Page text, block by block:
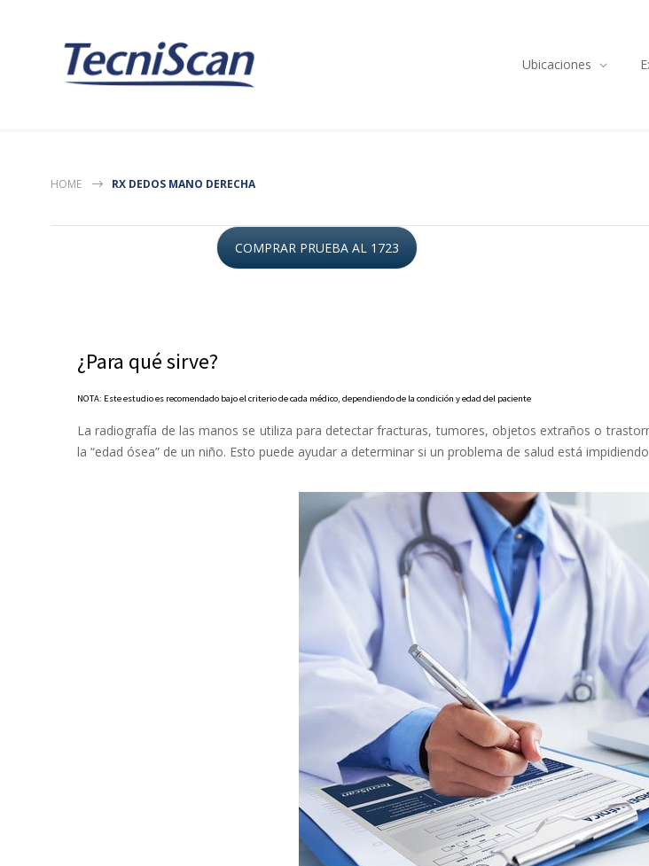
Ubicaciones
HOME RX DEDOS MANO DERECHA
COMPRAR PRUEBA AL 1723
¿Para qué sirve?
NOTA: Este estudio es recomendado bajo el criterio de cada médico, dependiendo de la condición y edad del paciente
La radiografía de las manos se utiliza para detectar fracturas, tumores, objetos extraños o
la “edad ósea” de un niño. Esto puede ayudar a determinar si un problema de salud está